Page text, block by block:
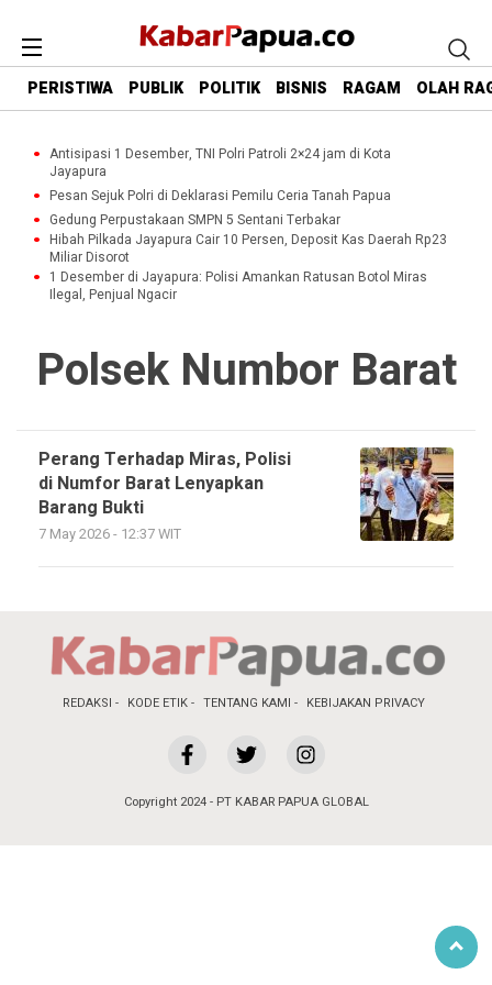
PERISTIWA PUBLIK POLITIK BISNIS RAGAM OLAH
Antisipasi 1 Desember, TNI Polri Patroli 2×24 jam di Kota
Jayapura
Pesan Sejuk Polri di Deklarasi Pemilu Ceria Tanah Papua
Gedung Perpustakaan SMPN 5 Sentani Terbakar
Hibah Pilkada Jayapura Cair 10 Persen, Deposit Kas Daerah Rp23
Miliar Disorot
1 Desember di Jayapura: Polisi Amankan Ratusan Botol Miras
Ilegal, Penjual Ngacir
Polsek Numbor Barat
Perang Terhadap Miras, Polisi
di Numfor Barat Lenyapkan
Barang Bukti
7 May 2026 - 12:37 WIT
REDAKSI KODE ETIK TENTANG KAMI KEBIJAKAN PRIVACY
Copyright 2024 - PT KABAR PAPUA GLOBAL